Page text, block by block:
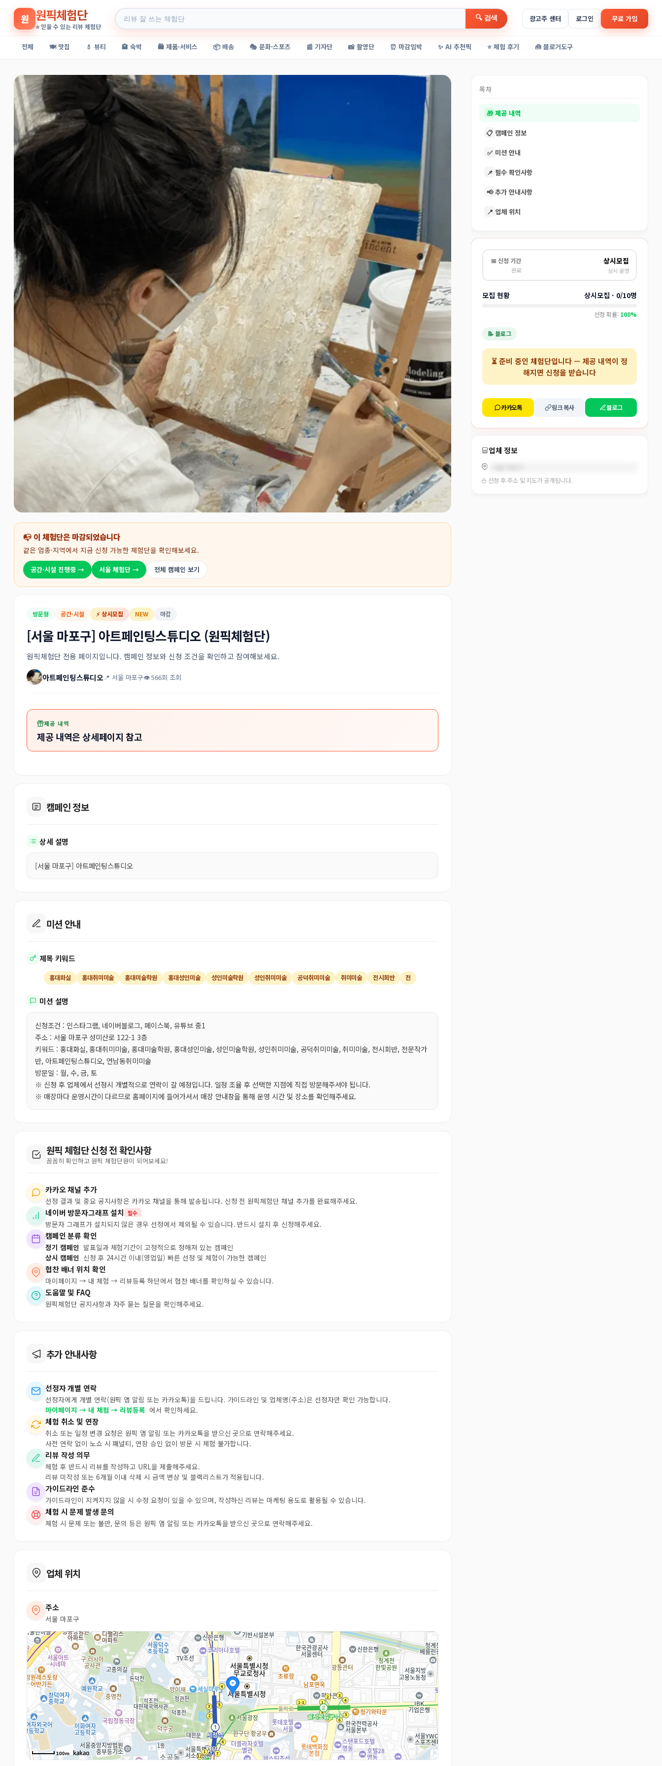
원 원픽체험단
⭐ 믿을 수 있는 리뷰 체험단
🔍 검색 광고주 센터 로그인 무료 가입
전체 🍽️ 맛집 💄 뷰티 🏨 숙박 🛍️ 제품·서비스 📦 배송 🎭 문화·스포츠 📰 기자단 📸 촬영단 ⏰ 마감임박 ✨ AI 추천픽 ⭐ 체험 후기 🧰 블로거도구
📭 이 체험단은 마감되었습니다
같은 업종·지역에서 지금 신청 가능한 체험단을 확인해보세요.
공간·시설 진행중 → 서울 체험단 → 전체 캠페인 보기
방문형 공간·시설 ⚡ 상시모집 NEW 마감
[서울 마포구] 아트페인팅스튜디오 (원픽체험단)
원픽체험단 전용 페이지입니다. 캠페인 정보와 신청 조건을 확인하고 참여해보세요.
아트페인팅스튜디오📍 서울 마포구👁 566회 조회
제공 내역
제공 내역은 상세페이지 참고
캠페인 정보
상세 설명
[서울 마포구] 아트페인팅스튜디오
미션 안내
제목 키워드
홍대화실 홍대취미미술 홍대미술학원 홍대성인미술 성인미술학원 성인취미미술 공덕취미미술 취미미술 전시회반 전
미션 설명
신청조건 : 인스타그램, 네이버블로그, 페이스북, 유튜브 중1
주소 : 서울 마포구 성미산로 122-1 3층
키워드 : 홍대화실, 홍대취미미술, 홍대미술학원, 홍대성인미술, 성인미술학원, 성인취미미술, 공덕취미미술, 취미미술, 전시회반, 전문작가
반, 아트페인팅스튜디오, 연남동취미미술
방문일 : 월, 수, 금, 토
※ 신청 후 업체에서 선정시 개별적으로 연락이 갈 예정입니다. 일정 조율 후 선택한 지점에 직접 방문해주셔야 됩니다.
※ 매장마다 운영시간이 다르므로 홈페이지에 들어가셔서 매장 안내창을 통해 운영 시간 및 장소를 확인해주세요.
원픽 체험단 신청 전 확인사항
꼼꼼히 확인하고 원픽 체험단원이 되어보세요!
카카오 채널 추가
선정 결과 및 중요 공지사항은 카카오 채널을 통해 발송됩니다. 신청 전 원픽체험단 채널 추가를 완료해주세요.
네이버 방문자그래프 설치 필수
방문자 그래프가 설치되지 않은 경우 선정에서 제외될 수 있습니다. 반드시 설치 후 신청해주세요.
캠페인 분류 확인
정기 캠페인 발표일과 체험기간이 고정적으로 정해져 있는 캠페인
상시 캠페인 신청 후 24시간 이내(영업일) 빠른 선정 및 체험이 가능한 캠페인
협찬 배너 위치 확인
마이페이지 → 내 체험 → 리뷰등록 하단에서 협찬 배너를 확인하실 수 있습니다.
도움말 및 FAQ
원픽체험단 공지사항과 자주 묻는 질문을 확인해주세요.
추가 안내사항
선정자 개별 연락
선정자에게 개별 연락(원픽 앱 알림 또는 카카오톡)을 드립니다. 가이드라인 및 업체명(주소)은 선정자만 확인 가능합니다.
마이페이지 → 내 체험 → 리뷰등록 에서 확인하세요.
체험 취소 및 연장
취소 또는 일정 변경 요청은 원픽 앱 알림 또는 카카오톡을 받으신 곳으로 연락해주세요.
사전 연락 없이 노쇼 시 패널티, 연장 승인 없이 방문 시 체험 불가합니다.
리뷰 작성 의무
체험 후 반드시 리뷰를 작성하고 URL을 제출해주세요.
리뷰 미작성 또는 6개월 이내 삭제 시 금액 변상 및 블랙리스트가 적용됩니다.
가이드라인 준수
가이드라인이 지켜지지 않을 시 수정 요청이 있을 수 있으며, 작성하신 리뷰는 마케팅 용도로 활용될 수 있습니다.
체험 시 문제 발생 문의
체험 시 문제 또는 불만, 문의 등은 원픽 앱 알림 또는 카카오톡을 받으신 곳으로 연락해주세요.
업체 위치
주소
서울 마포구
100m
목차
🎁 제공 내역
📋 캠페인 정보
✅ 미션 안내
📌 필수 확인사항
📢 추가 안내사항
📍 업체 위치
📅 신청 기간
완료
상시모집
상시 운영
모집 현황 상시모집 · 0/10명
선정 확률: 100%
📝 블로그
⏳준비 중인 체험단입니다 — 제공 내역이 정
해지면 신청을 받습니다
카카오톡 링크 복사 블로그
업체 정보
선정 후 주소 및 지도가 공개됩니다.